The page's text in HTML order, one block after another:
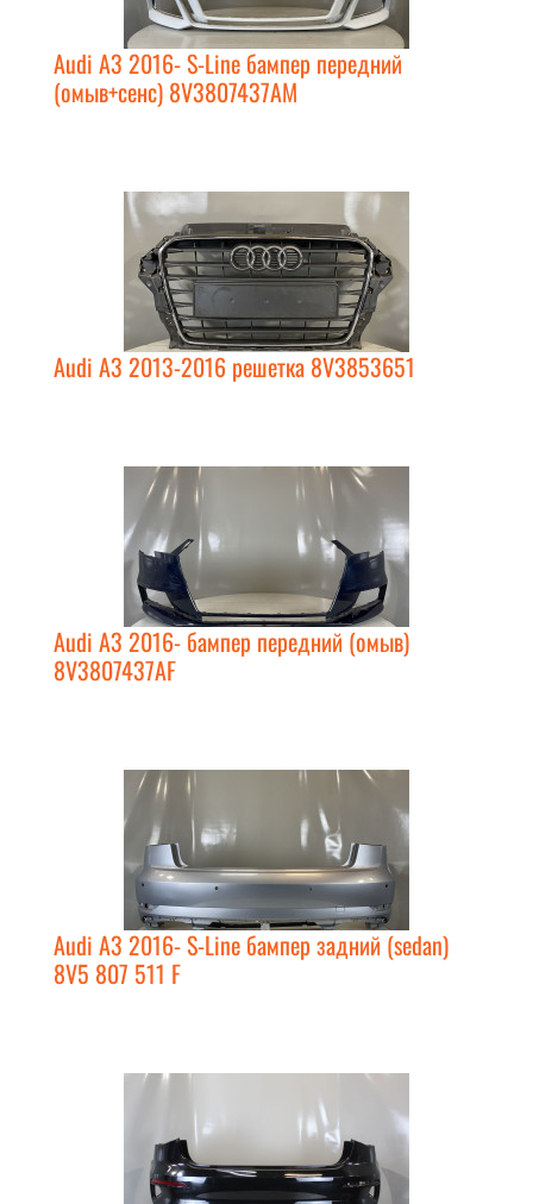
Audi A3 2016- S-Line бампер передний
(омыв+сенс) 8V3807437AM
Audi A3 2013-2016 решетка 8V3853651
Audi A3 2016- бампер передний (омыв)
8V3807437AF
Audi A3 2016- S-Line бампер задний (sedan)
8V5 807 511 F